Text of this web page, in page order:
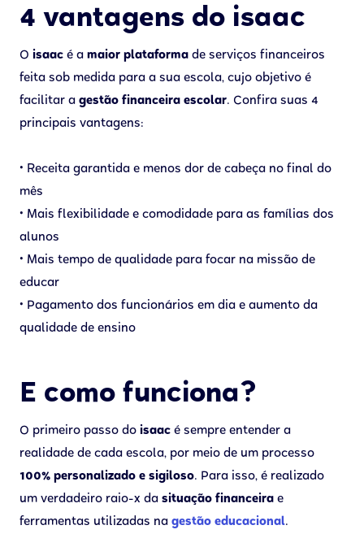
4 vantagens do isaac
O isaac é a maior plataforma de serviços financeiros
feita sob medida para a sua escola, cujo objetivo é
facilitar a gestão financeira escolar. Confira suas 4
principais vantagens:
• Receita garantida e menos dor de cabeça no final do
mês
• Mais flexibilidade e comodidade para as famílias dos
alunos
• Mais tempo de qualidade para focar na missão de
educar
• Pagamento dos funcionários em dia e aumento da
qualidade de ensino
E como funciona?
O primeiro passo do isaac é sempre entender a
realidade de cada escola, por meio de um processo
100% personalizado e sigiloso. Para isso, é realizado
um verdadeiro raio-x da situação financeira e
ferramentas utilizadas na gestão educacional.